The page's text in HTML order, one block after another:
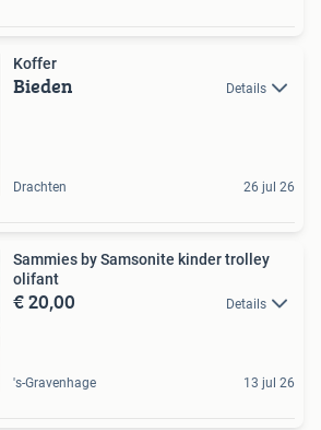
Koffer
Bieden Details
Drachten 26 jul 26
Sammies by Samsonite kinder trolley
olifant
€ 20,00 Details
's-Gravenhage 13 jul 26